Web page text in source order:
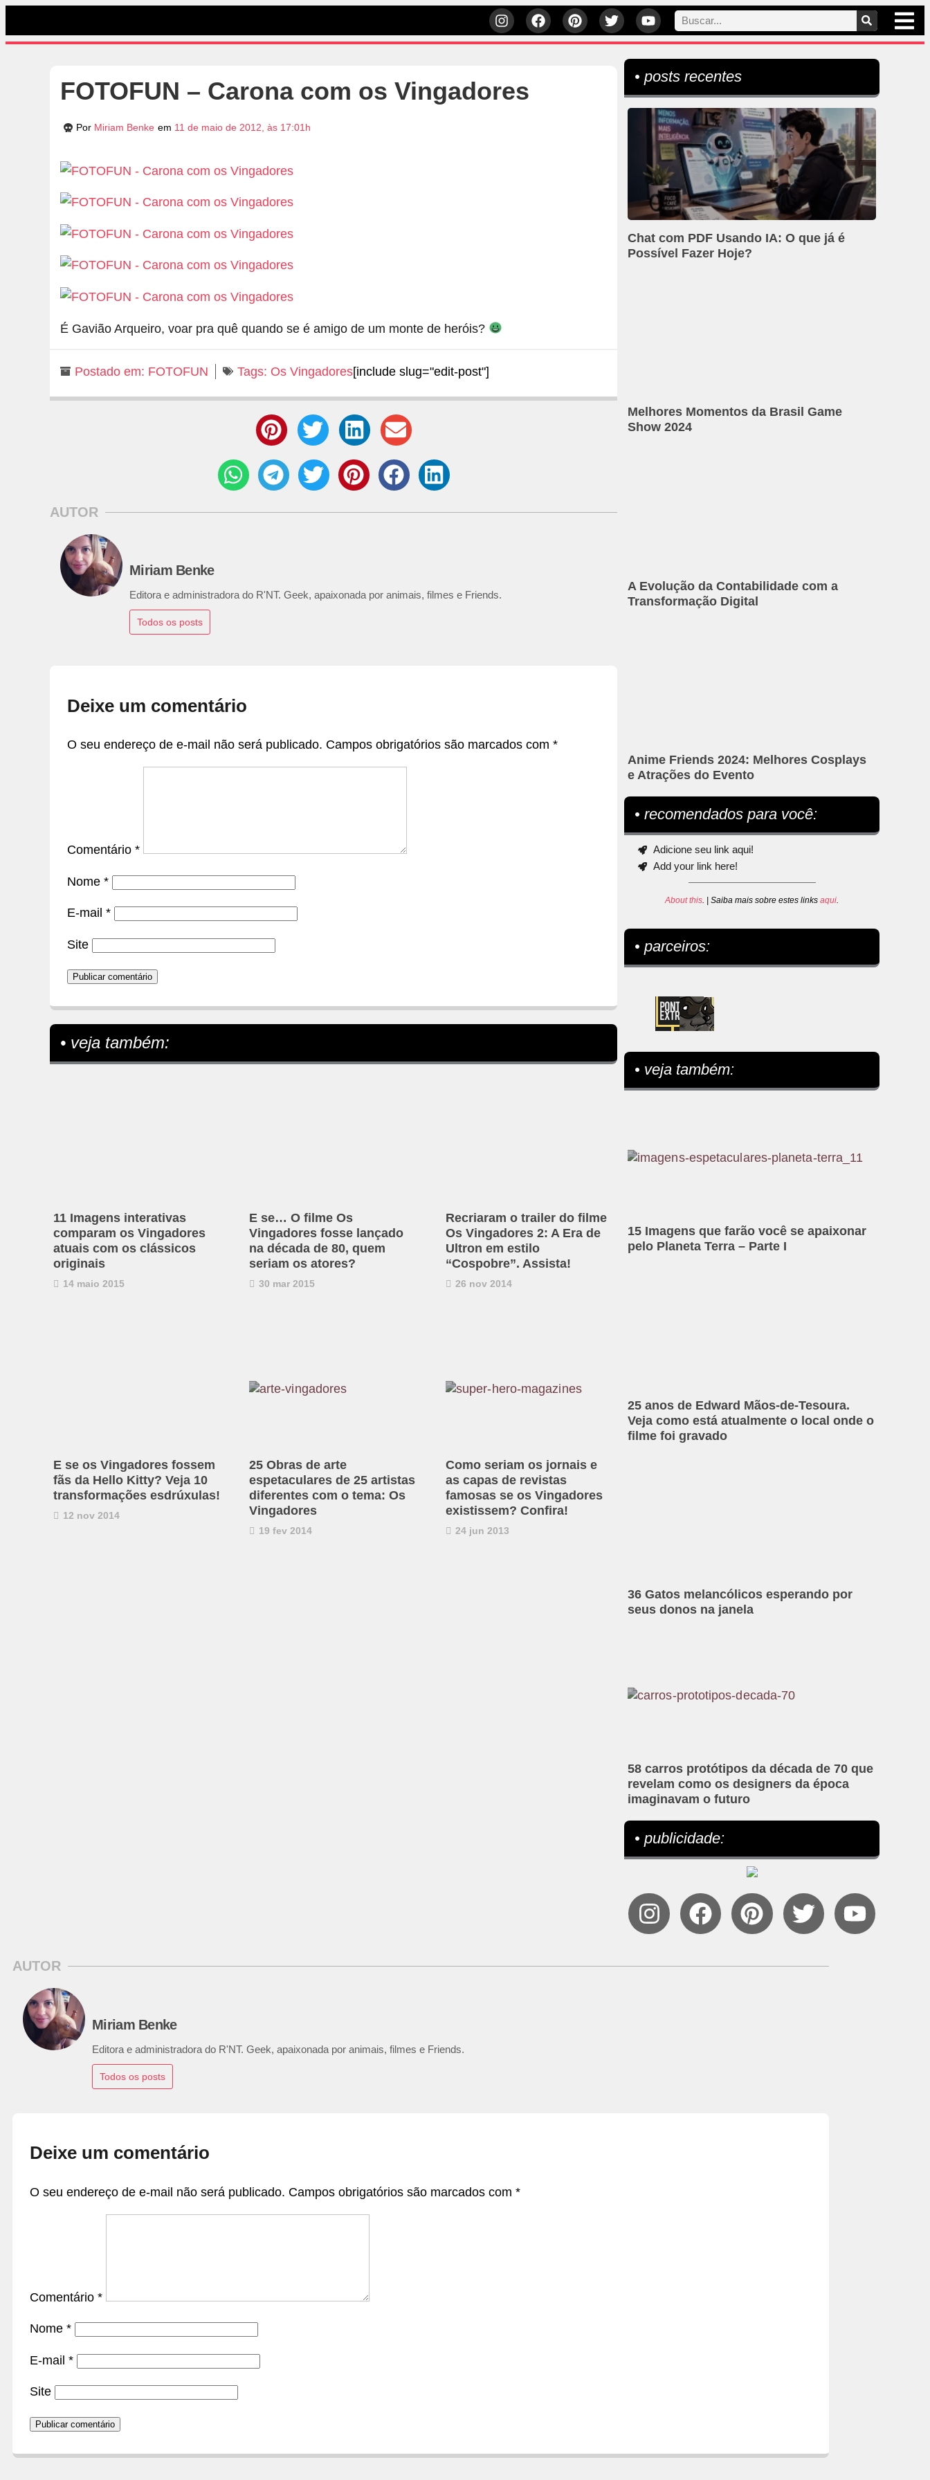
FOTOFUN – Carona com os Vingadores
Por Miriam Benke em 11 de maio de 2012, às 17:01h
É Gavião Arqueiro, voar pra quê quando se é amigo de um monte de heróis?
Postado em: FOTOFUN Tags: Os Vingadores[include slug="edit-post"]
AUTOR
Miriam Benke
Editora e administradora do R'NT. Geek, apaixonada por animais, filmes e Friends.
Todos os posts
Deixe um comentário
O seu endereço de e-mail não será publicado. Campos obrigatórios são marcados com *
Comentário *
Nome *
E-mail *
Site
• veja também:
11 Imagens interativas
comparam os Vingadores
atuais com os clássicos
originais
14 maio 2015
E se… O filme Os
Vingadores fosse lançado
na década de 80, quem
seriam os atores?
30 mar 2015
Recriaram o trailer do filme
Os Vingadores 2: A Era de
Ultron em estilo
“Cospobre”. Assista!
26 nov 2014
E se os Vingadores fossem
fãs da Hello Kitty? Veja 10
transformações esdrúxulas!
12 nov 2014
25 Obras de arte
espetaculares de 25 artistas
diferentes com o tema: Os
Vingadores
19 fev 2014
Como seriam os jornais e
as capas de revistas
famosas se os Vingadores
existissem? Confira!
24 jun 2013
• posts recentes
Chat com PDF Usando IA: O que já é
Possível Fazer Hoje?
Melhores Momentos da Brasil Game
Show 2024
A Evolução da Contabilidade com a
Transformação Digital
Anime Friends 2024: Melhores Cosplays
e Atrações do Evento
• recomendados para você:
Adicione seu link aqui!
Add your link here!
About this. | Saiba mais sobre estes linksaqui.
• parceiros:
• veja também:
15 Imagens que farão você se apaixonar
pelo Planeta Terra – Parte I
25 anos de Edward Mãos-de-Tesoura.
Veja como está atualmente o local onde o
filme foi gravado
36 Gatos melancólicos esperando por
seus donos na janela
58 carros protótipos da década de 70 que
revelam como os designers da época
imaginavam o futuro
• publicidade:
AUTOR
Miriam Benke
Editora e administradora do R'NT. Geek, apaixonada por animais, filmes e Friends.
Todos os posts
Deixe um comentário
O seu endereço de e-mail não será publicado. Campos obrigatórios são marcados com *
Comentário *
Nome *
E-mail *
Site